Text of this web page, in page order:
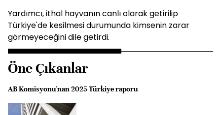
Yardımcı, ithal hayvanın canlı olarak getirilip
Türkiye'de kesilmesi durumunda kimsenin zarar
görmeyeceğini dile getirdi.
Öne Çıkanlar
AB Komisyonu'nan 2025 Türkiye raporu